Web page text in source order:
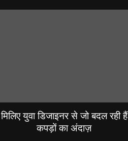
मिलिए युवा डिजाइनर से जो बदल रही हैं
कपड़ों का अंदाज़